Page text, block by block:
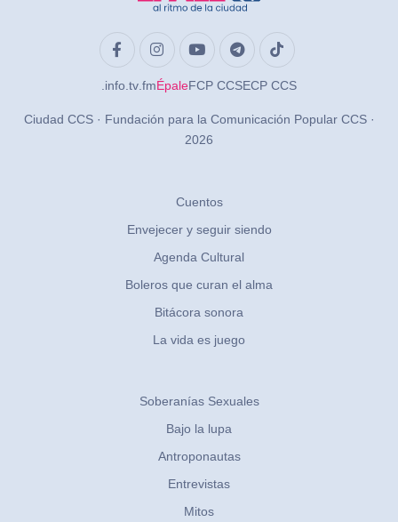
.info .tv .fmÉpaleFCP CCSECP CCS
Ciudad CCS · Fundación para la Comunicación Popular CCS ·
2026
Cuentos
Envejecer y seguir siendo
Agenda Cultural
Boleros que curan el alma
Bitácora sonora
La vida es juego
Soberanías Sexuales
Bajo la lupa
Antroponautas
Entrevistas
Mitos